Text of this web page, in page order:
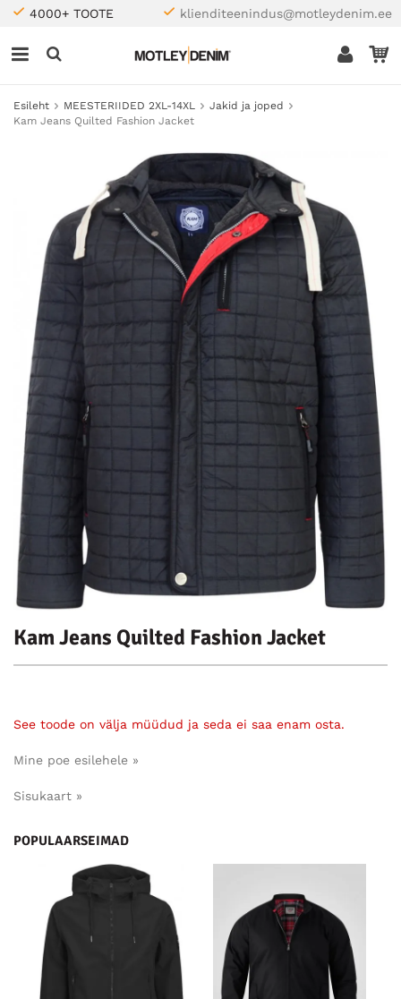
4000+ TOOTE klienditeenindus@motleydenim.ee
Esileht MEESTERIIDED 2XL-14XL
Jakid ja joped
Kam Jeans Quilted Fashion Jacket
Kam Jeans Quilted Fashion Jacket
See toode on välja müüdud ja seda ei saa enam osta.
Mine poe esilehele »
Sisukaart »
POPULAARSEIMAD